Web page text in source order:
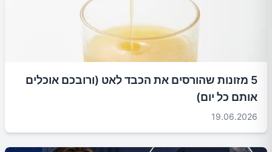
5 מזונות שהורסים את הכבד לאט (ורובכם אוכלים
אותם כל יום)
19.06.2026